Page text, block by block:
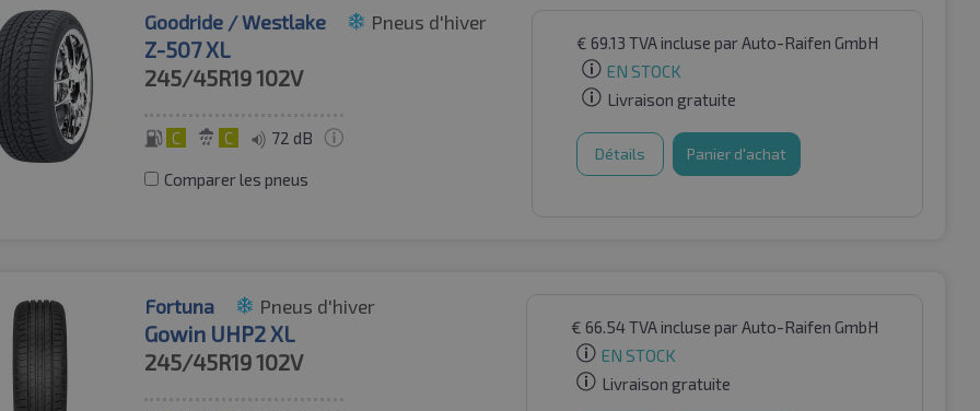
Goodride / Westlake Pneus d'hiver
Z-507 XL
245/45R19102V
C C 72 dB
Comparer les pneus
€ 69.13 TVA incluse par Auto-Raifen GmbH
EN STOCK
Livraison gratuite
Détails Panier d'achat
Fortuna Pneus d'hiver
Gowin UHP2 XL
245/45R19102V
€ 66.54TVA incluse par Auto-Raifen GmbH
EN STOCK
Livraison gratuite